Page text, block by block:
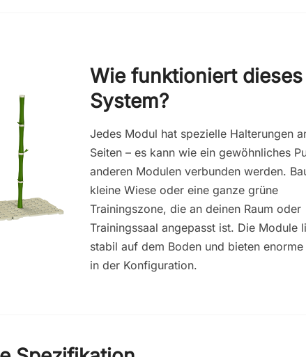
Wie funktioniert dieses
System?
Jedes Modul hat spezielle Halterungen
Seiten – es kann wie ein gewöhnliches
anderen Modulen verbunden werden.
kleine Wiese oder eine ganze grüne
Trainingszone, die an deinen Raum oder
Trainingssaal angepasst ist. Die Module
stabil auf dem Boden und bieten enorme
in der Konfiguration.